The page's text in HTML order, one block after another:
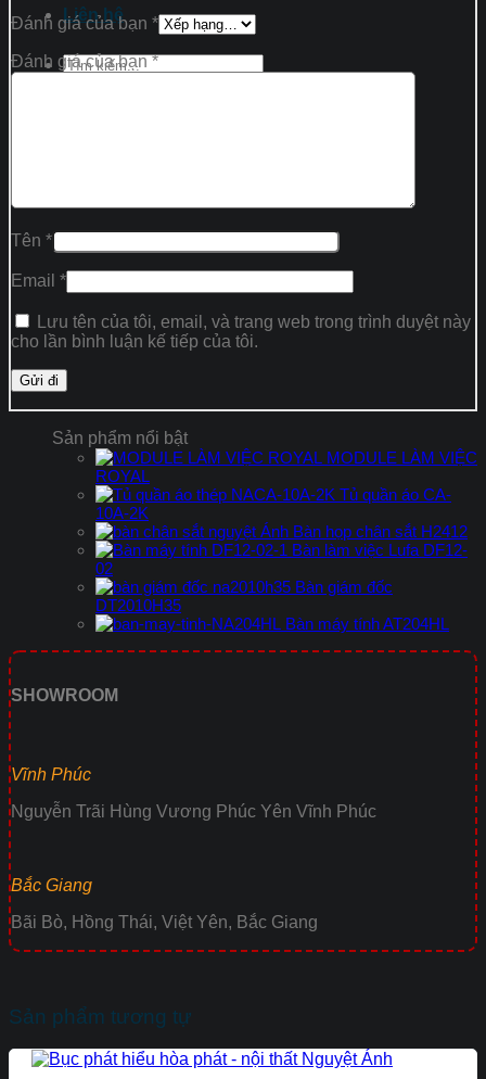
Liên hệ
Tìm
Đánh giá của bạn *
Đánh giá của bạn*
Tên *
Email *
Lưu tên của tôi, email, và trang web trong trình duyệt này
cho lần bình luận kế tiếp của tôi.
Sản phẩm nổi bật
MODULE LÀM VIỆC
ROYAL
Tủ quần áo CA-
10A-2K
Bàn họp chân sắt H2412
Bàn làm việc Lufa DF12-
02
Bàn giám đốc
DT2010H35
Bàn máy tính AT204HL
SHOWROOM
Vĩnh Phúc
Nguyễn Trãi Hùng Vương Phúc Yên Vĩnh Phúc
Bắc Giang
Bãi Bò, Hồng Thái, Việt Yên, Bắc Giang
Sản phẩm tương tự